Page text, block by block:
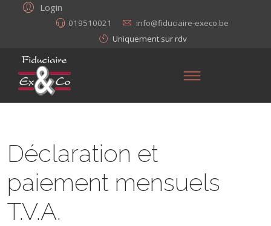
Login
019510021
info@fiduciaire-execo.be
Uniquement sur rdv
Déclaration et
paiement mensuels
T.V.A.